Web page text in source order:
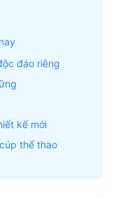
đáo riêng
kế mới
thể thao